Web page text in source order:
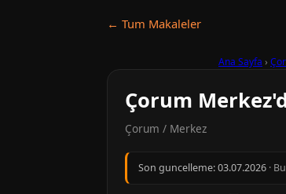
← Tum Makaleler
Ana Sayfa ›
Çorum
Çorum / Merkez
Son guncelleme:03.07.2026 ·